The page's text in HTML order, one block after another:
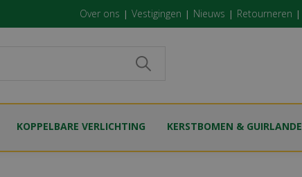
Over ons Vestigingen Nieuws Retourneren
KOPPELBARE VERLICHTING KERSTBOMEN & GUIRLANDE